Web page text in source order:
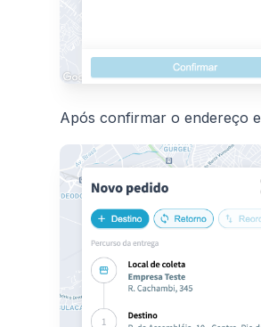
Após confirmar o endereço